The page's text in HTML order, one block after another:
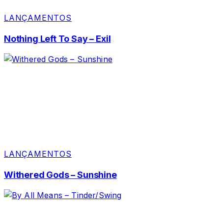
LANÇAMENTOS
Nothing Left To Say – Exil
LANÇAMENTOS
Withered Gods – Sunshine